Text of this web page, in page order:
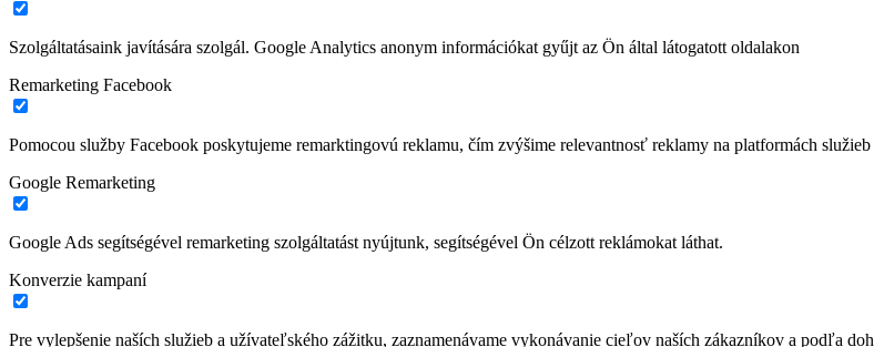
Szolgáltatásaink javítására szolgál. Google Analytics anonym információkat gyűjt az Ön által látogatott oldalakon
Remarketing Facebook
Pomocou služby Facebook poskytujeme remarktingovú reklamu, čím zvýšime relevantnosť reklamy na platformách služieb
Google Remarketing
Google Ads segítségével remarketing szolgáltatást nyújtunk, segítségével Ön célzott reklámokat láthat.
Konverzie kampaní
Pre vylepšenie naších služieb a užívateľského zážitku, zaznamenávame vykonávanie cieľov naších zákazníkov a podľa